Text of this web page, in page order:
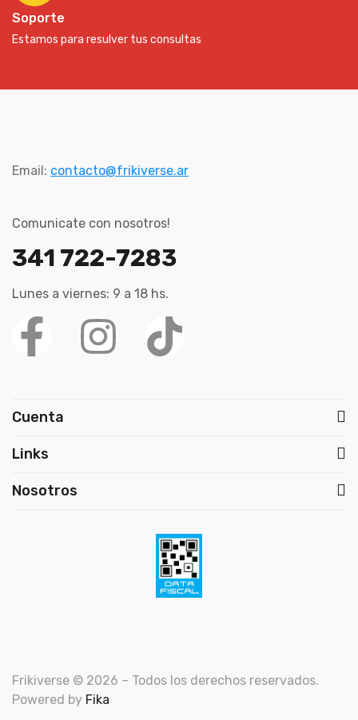
Soporte
Estamos para resulver tus consultas
Email: contacto@frikiverse.ar
Comunicate con nosotros!
341 722-7283
Lunes a viernes: 9 a 18 hs.
Cuenta
Links
Nosotros
Frikiverse © 2026 – Todos los derechos reservados.
Powered by Fika